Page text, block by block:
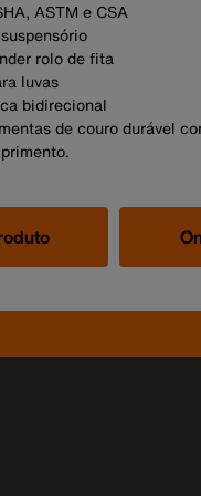
ASTM e CSA
rolo de fita
luvas
bidirecional
de couro durável